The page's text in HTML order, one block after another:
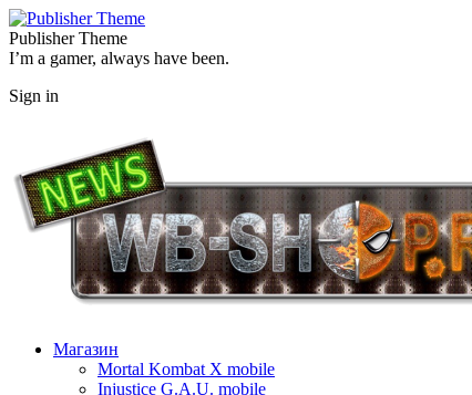
Publisher Theme
I’m a gamer, always have been.
Sign in
Магазин
Mortal Kombat X mobile
Injustice G.A.U. mobile